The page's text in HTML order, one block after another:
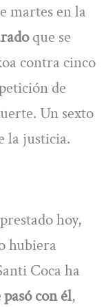
martes en la
que se
contra cinco
de
Un sexto
la justicia.
hoy,
hubiera
Coca ha
con él,